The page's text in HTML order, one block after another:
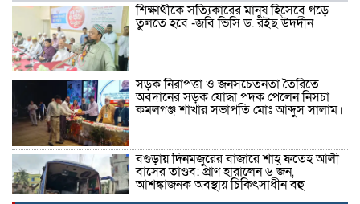
শিক্ষার্থীকে সত্যিকারের মানুষ হিসেবে গড়ে
তুলতে হবে -জবি ভিসি ড. রইছ উদদীন
সড়ক নিরাপত্তা ও জনসচেতনতা তৈরিতে
অবদানের সড়ক যোদ্ধা পদক পেলেন নিসচা
কমলগঞ্জ শাখার সভাপতি মোঃ আব্দুস সালাম।
বগুড়ায় দিনমজুরের বাজারে শাহ্ ফতেহ আলী
বাসের তাণ্ডব: প্রাণ হারালেন ৬ জন,
আশঙ্কাজনক অবস্থায় চিকিৎসাধীন বহু